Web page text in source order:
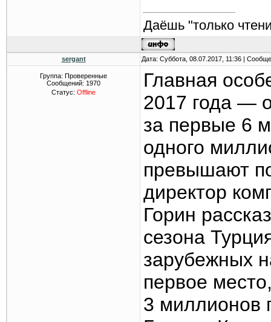
Даёшь "только
sergant Дата: Суббота, 08.07.2017, 11:36 |
Группа: Проверенные
Сообщений: 1970
Статус: Offline
Главная
2017 года —
за первые 6
одного
превышают
директор
Горин
сезона
зарубежных
первое
3 миллионов